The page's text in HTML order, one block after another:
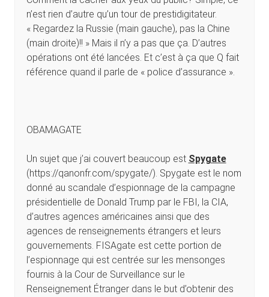
n’est rien d’autre qu’un tour de prestidigitateur.
« Regardez la Russie (main gauche), pas la Chine
(main droite)!! » Mais il n’y a pas que ça. D’autres
opérations ont été lancées. Et c’est à ça que Q fait
référence quand il parle de « police d’assurance ».
OBAMAGATE
Un sujet que j’ai couvert beaucoup est Spygate
(https://qanonfr.com/spygate/). Spygate est le nom
donné au scandale d’espionnage de la campagne
présidentielle de Donald Trump par le FBI, la CIA,
d’autres agences américaines ainsi que des
agences de renseignements étrangers et leurs
gouvernements. FISAgate est cette portion de
l’espionnage qui est centrée sur les mensonges
fournis à la Cour de Surveillance sur le
Renseignement Étranger dans le but d’obtenir des